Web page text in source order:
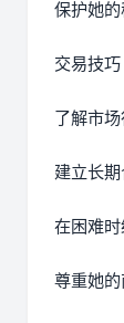
保护她
交易技巧
了解市
建立长
在困难
尊重她的